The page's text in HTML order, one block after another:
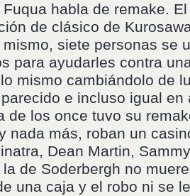
habla de remake.
de clásico de
mismo, siete personas se
para ayudarles contra
mismo cambiándolo de
e incluso igual
de los once tuvo su
nada más, roban un
Dean Martin,
la de Soderbergh no
una caja y el robo ni se